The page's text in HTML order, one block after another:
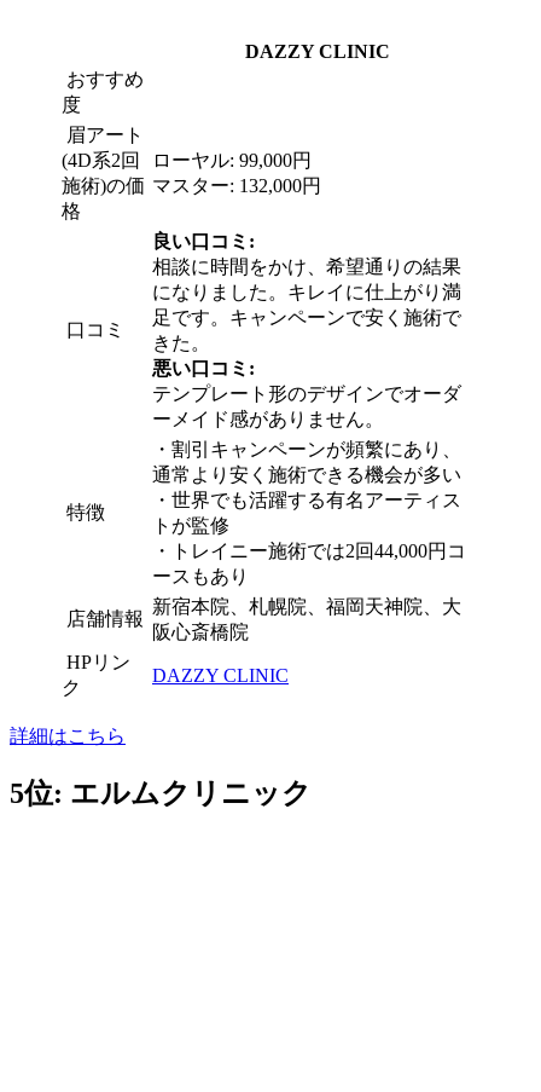
DAZZY CLINIC
おすすめ
度
眉アート
(4D系2回
施術)の価
格
ローヤル: 99,000円
マスター: 132,000円
口コミ
良い口コミ:
相談に時間をかけ、希望通りの結果
になりました。キレイに仕上がり満
足です。キャンペーンで安く施術で
きた。
悪い口コミ:
テンプレート形のデザインでオーダ
ーメイド感がありません。
特徴
・ 割引キャンペーンが頻繁にあり、
通常より安く施術できる機会が多い
・ 世界でも活躍する有名アーティス
トが監修
・
トレイニー施術では2回44,000円コ
ースもあり
店舗情報
新宿本院、札幌院、福岡天神院、大
阪心斎橋院
HPリン
ク
DAZZY CLINIC
詳細はこちら
5位: エルムクリニック